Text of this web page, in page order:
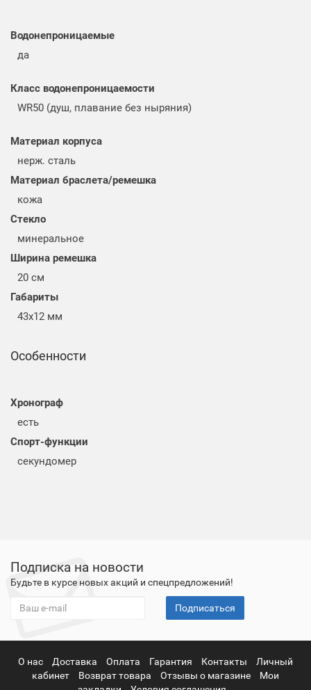
Водонепроницаемые
да
Класс водонепроницаемости
WR50 (душ, плавание без ныряния)
Материал корпуса
нерж. сталь
Материал браслета/ремешка
кожа
Стекло
минеральное
Ширина ремешка
20 см
Габариты
43x12 мм
Особенности
Хронограф
есть
Спорт-функции
секундомер
Подписка на новости
Будьте в курсе новых акций и спецпредложений!
Подписаться
О нас Доставка Оплата Гарантия Контакты
Личный
кабинет
Возврат товара Отзывы о магазине
Мои